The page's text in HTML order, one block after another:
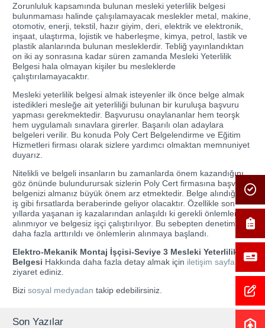
Zorunluluk kapsamında bulunan mesleki yeterlilik belgesi
bulunmaması halinde çalışılamayacak meslekler metal, makine,
otomotiv, enerji, tekstil, hazır giyim, deri, elektrik ve elektronik,
inşaat, ulaştırma, lojistik ve haberleşme, kimya, petrol, lastik ve
plastik alanlarında bulunan mesleklerdir. Tebliğ yayınlandıktan
on iki ay sonrasına kadar süren zamanda Mesleki Yeterlilik
Belgesi hala olmayan kişiler bu mesleklerde
çalıştırılamayacaktır.
Mesleki yeterlilik belgesi almak isteyenler ilk önce belge almak
istedikleri mesleğe ait yeterliliği bulunan bir kuruluşa başvuru
yapması gerekmektedir. Başvurusu onaylananlar hem teorşk
hem uygulamalı sınavlara girerler. Başarılı olan adaylara
belgeleri verilir. Bu konuda Poly Cert Belgelendirme ve Eğitim
Hizmetleri firması olarak sizlere yardımcı olmaktan memnuniyet
duyarız.
Nitelikli ve belgeli insanların bu zamanlarda önem kazandığını
göz önünde bulundurursak sizlerin Poly Cert firmasına başvurup
belgenizi almanız büyük önem arz etmektedir. Belge alındığında
iş gibi fırsatlarda beraberinde geliyor olacaktır. Özellikle son
yıllarda yaşanan iş kazalarından anlaşıldı ki gerekli önlemler
alınmıyor ve belgesiz işçi çalıştırılıyor. Bu sebepten denetimler
daha fazla arttırıldı ve önlemlerin alınmaya başlandı.
Elektro-Mekanik Montaj İşçisi-Seviye 3 Mesleki Yeterlilik
Belgesi Hakkında daha fazla detay almak için iletişim sayfamızı
ziyaret ediniz.
Bizi sosyal medyadan takip edebilirsiniz.
Son Yazılar